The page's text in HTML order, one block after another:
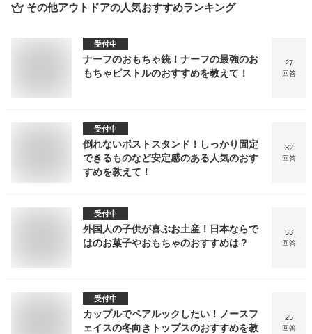
その他アウトドアの人気おすすめランキング
受付中
ナーフのおもちゃ銃！ナーフの最強のお
もちゃピストルのおすすめを教えて！
27
回答
受付中
倒れないポストスタンド！しっかり固定
できるものなど安定感のある人気のおす
すめを教えて！
32
回答
受付中
外国人の子供が喜ぶお土産！日本ならで
はのお菓子やおもちゃのおすすめは？
53
回答
受付中
カップルでペアルックしたい！ノースフ
ェイスの冬向きトップスのおすすめを教
25
回答